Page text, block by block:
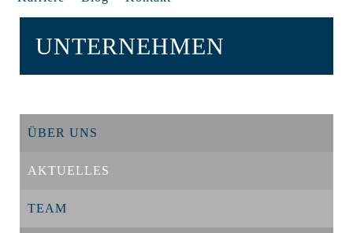
UNTERNEHMEN
ÜBER UNS
AKTUELLES
TEAM